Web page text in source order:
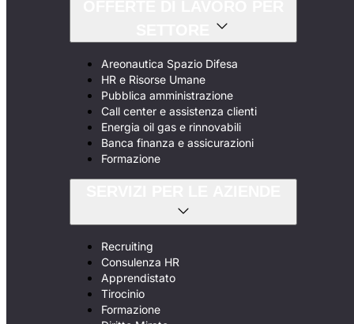
Areonautica Spazio Difesa
HR e Risorse Umane
Pubblica amministrazione
Call center e assistenza clienti
Energia oil gas e rinnovabili
Banca finanza e assicurazioni
Formazione
Recruiting
Consulenza HR
Apprendistato
Tirocinio
Formazione